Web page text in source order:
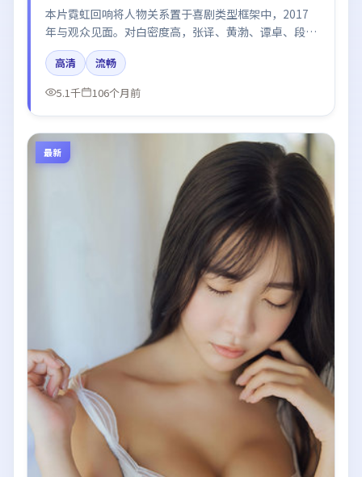
本片霓虹回响将人物关系置于喜剧类型框架中，2017
年与观众见面。对白密度高，张译、黄渤、谭卓、段奕
宏、张子枫的台词节奏值得关注；整体气质偏日本都市
与冷色调摄影。
高清
流畅
5.1千
106个月前
最新